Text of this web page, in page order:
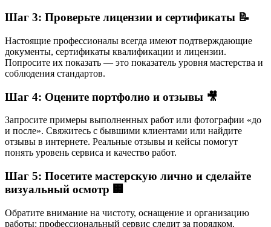
Шаг 3: Проверьте лицензии и сертификаты 📝
Настоящие профессионалы всегда имеют подтверждающие
документы, сертификаты квалификации и лицензии.
Попросите их показать — это показатель уровня мастерства и
соблюдения стандартов.
Шаг 4: Оцените портфолио и отзывы 🎥
Запросите примеры выполненных работ или фотографии «до
и после». Свяжитесь с бывшими клиентами или найдите
отзывы в интернете. Реальные отзывы и кейсы помогут
понять уровень сервиса и качество работ.
Шаг 5: Посетите мастерскую лично и сделайте
визуальный осмотр 🏢
Обратите внимание на чистоту, оснащение и организацию
работы: профессиональный сервис следит за порядком.